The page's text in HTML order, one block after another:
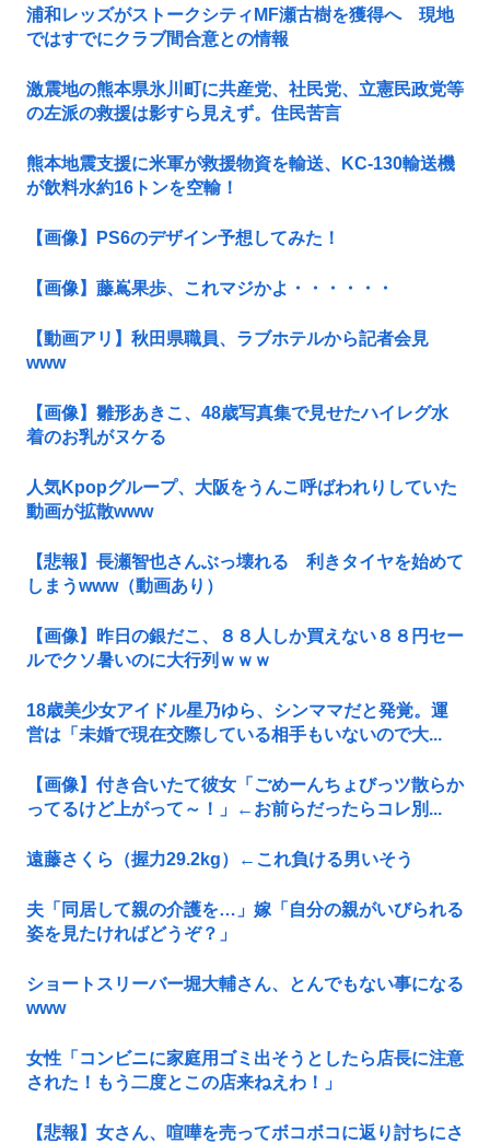
浦和レッズがストークシティMF瀬古樹を獲得へ 現地
ではすでにクラブ間合意との情報
激震地の熊本県氷川町に共産党、社民党、立憲民政党等
の左派の救援は影すら見えず。住民苦言
熊本地震支援に米軍が救援物資を輸送、KC-130輸送機
が飲料水約16トンを空輸！
【画像】PS6のデザイン予想してみた！
【画像】藤嶌果歩、これマジかよ・・・・・・
【動画アリ】秋田県職員、ラブホテルから記者会見
www
【画像】雛形あきこ、48歳写真集で見せたハイレグ水
着のお乳がヌケる
人気Kpopグループ、大阪をうんこ呼ばわれりしていた
動画が拡散www
【悲報】長瀬智也さんぶっ壊れる 利きタイヤを始めて
しまうwww（動画あり）
【画像】昨日の銀だこ、８８人しか買えない８８円セー
ルでクソ暑いのに大行列ｗｗｗ
18歳美少女アイドル星乃ゆら、シンママだと発覚。運
営は「未婚で現在交際している相手もいないので大...
【画像】付き合いたて彼女「ごめーんちょびっツ散らか
ってるけど上がって～！」←お前らだったらコレ別...
遠藤さくら（握力29.2kg）←これ負ける男いそう
夫「同居して親の介護を…」嫁「自分の親がいびられる
姿を見たければどうぞ？」
ショートスリーバー堀大輔さん、とんでもない事になる
www
女性「コンビニに家庭用ゴミ出そうとしたら店長に注意
された！もう二度とこの店来ねえわ！」
【悲報】女さん、喧嘩を売ってボコボコに返り討ちにさ